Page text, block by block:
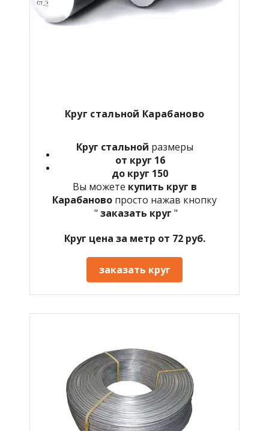
Круг стальной Карабаново
Круг стальной размеры
от круг 16
до круг 150
Вы можете купить круг в
Карабаново просто нажав кнопку
" заказать круг "
Круг цена за метр от 72 руб.
заказать круг